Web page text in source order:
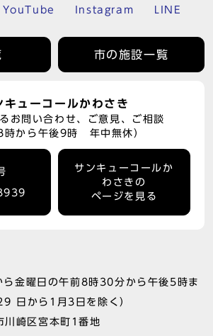
YouTube Instagram LINE
市の施設一覧
キューコールかわさき
お問い合わせ、ご意見、ご相談
8時から午後9時 年中無休）
サンキューコールか
わさきの
ページを見る
ら金曜日の午前8時30分から午後5時ま
日から1月3日を除く）
崎区宮本町1番地